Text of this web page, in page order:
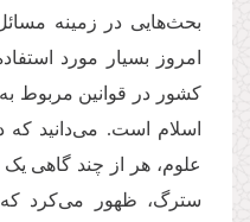
بحث‌هایی در زمینه
امروز بسیار مورد
کشور در قوانین مربوط
اسلام است. می‌دانید که
علوم، هر از چند گاهی
سترگ، ظهور می‌کرد